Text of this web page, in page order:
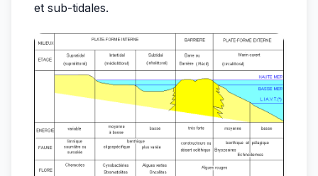
et sub-tidales.